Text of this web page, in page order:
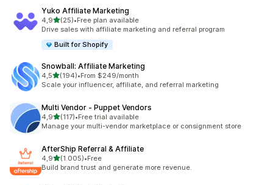
Yuko Affiliate Marketing
4,95 yıldız üzerinden
(25)
toplam 25 değerlendirme
•Free plan available
Drive sales with affiliate marketing and referral program
Built for Shopify
Snowball: Affiliate Marketing
4,55 yıldız üzerinden
(194)
toplam 194 değerlendirme
•From $249/month
Scale your influencer, affiliate, and referral marketing
Multi Vendor ‑ Puppet Vendors
4,95 yıldız üzerinden
(117)
toplam 117 değerlendirme
•Free trial available
Manage your multi-vendor marketplace or consignment store
AfterShip Referral & Affiliate
4,95 yıldız üzerinden
(1.005)
toplam 1005 değerlendirme
•Free
Build brand trust and generate more revenue.